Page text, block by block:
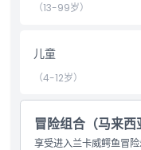
亮点
包含项
儿童成人政策
排除项
（13-99岁）
儿童
（4-12岁）
冒险组合（马来西
享受进入兰卡威鳄鱼冒